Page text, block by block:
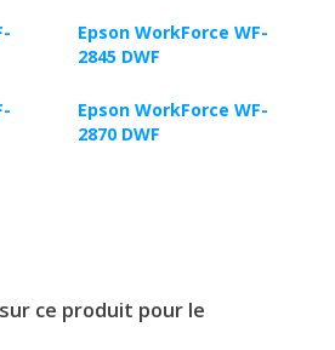
Epson WorkForce WF-
2845 DWF
Epson WorkForce WF-
2870 DWF
ce produit pour le